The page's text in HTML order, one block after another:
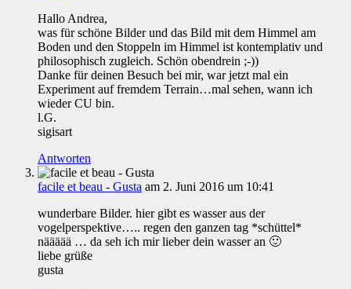
Hallo Andrea,
was für schöne Bilder und das Bild mit dem Himmel am
Boden und den Stoppeln im Himmel ist kontemplativ und
philosophisch zugleich. Schön obendrein ;-))
Danke für deinen Besuch bei mir, war jetzt mal ein
Experiment auf fremdem Terrain…mal sehen, wann ich
wieder CU bin.
l.G.
sigisart
Antworten
facile et beau - Gusta am 2. Juni 2016 um 10:41
wunderbare Bilder. hier gibt es wasser aus der
vogelperspektive….. regen den ganzen tag *schüttel*
näääää … da seh ich mir lieber dein wasser an 🙂
liebe grüße
gusta